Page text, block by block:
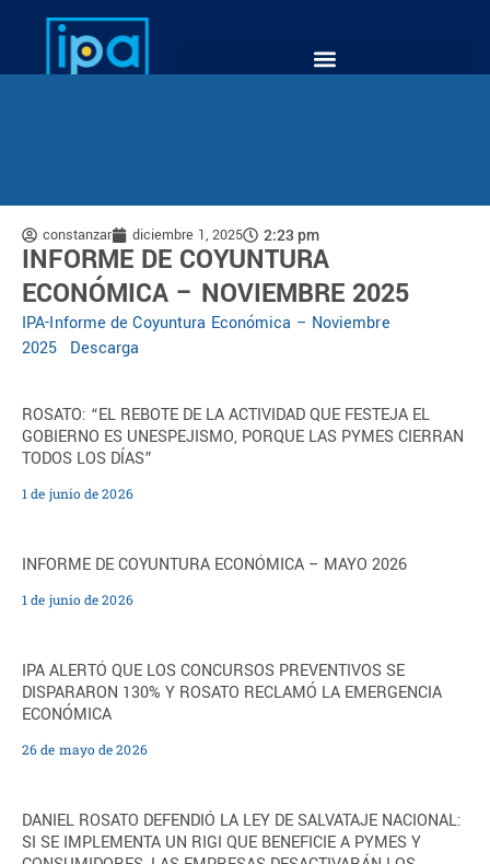
constanzar diciembre 1, 2025 2:23 pm
INFORME DE COYUNTURA
ECONÓMICA – NOVIEMBRE 2025
IPA-Informe de Coyuntura Económica – Noviembre
2025
Descarga
ROSATO: “EL REBOTE DE LA ACTIVIDAD QUE FESTEJA EL
GOBIERNO ES UNESPEJISMO, PORQUE LAS PYMES CIERRAN
TODOS LOS DÍAS”
1 de junio de 2026
INFORME DE COYUNTURA ECONÓMICA – MAYO 2026
1 de junio de 2026
IPA ALERTÓ QUE LOS CONCURSOS PREVENTIVOS SE
DISPARARON 130% Y ROSATO RECLAMÓ LA EMERGENCIA
ECONÓMICA
26 de mayo de 2026
DANIEL ROSATO DEFENDIÓ LA LEY DE SALVATAJE NACIONAL:
SI SE IMPLEMENTA UN RIGI QUE BENEFICIE A PYMES Y